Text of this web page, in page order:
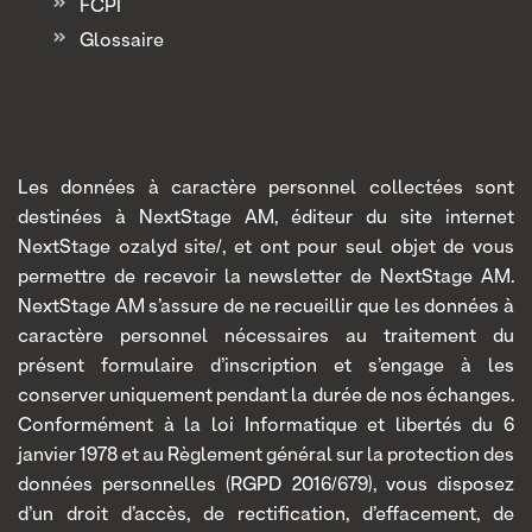
FCPI
Glossaire
Les données à caractère personnel collectées sont
destinées à NextStage AM, éditeur du site internet
NextStage ozalyd site/, et ont pour seul objet de vous
permettre de recevoir la newsletter de NextStage AM.
NextStage AM s’assure de ne recueillir que les données à
caractère personnel nécessaires au traitement du
présent formulaire d’inscription et s’engage à les
conserver uniquement pendant la durée de nos échanges.
Conformément à la loi Informatique et libertés du 6
janvier 1978 et au Règlement général sur la protection des
données personnelles (RGPD 2016/679), vous disposez
d’un droit d’accès, de rectification, d’effacement, de